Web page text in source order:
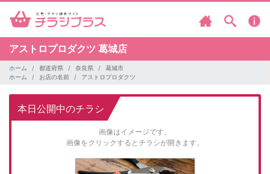
アストロプロダクツ 葛城店
ホーム 都道府県 奈良県
葛城市
ホーム
お店の名前 アストロプロダクツ
本日公開中のチラシ
画像はイメージです。
画像をクリックするとチラシが開きます。